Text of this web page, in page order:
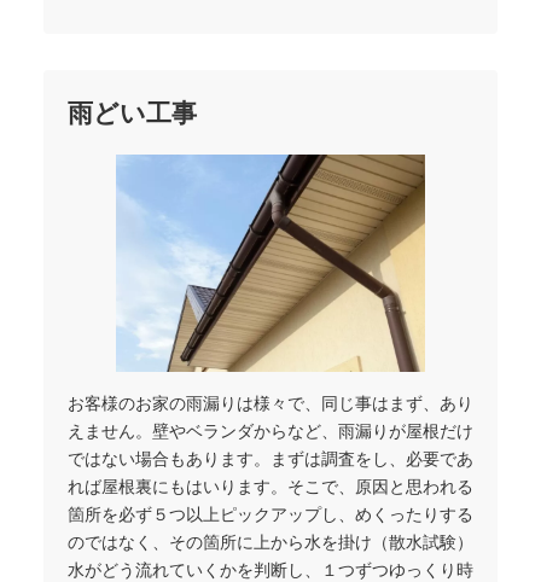
雨どい工事
お客様のお家の雨漏りは様々で、同じ事はまず、あり
えません。壁やベランダからなど、雨漏りが屋根だけ
ではない場合もあります。まずは調査をし、必要であ
れば屋根裏にもはいります。そこで、原因と思われる
箇所を必ず５つ以上ピックアップし、めくったりする
のではなく、その箇所に上から水を掛け（散水試験）
水がどう流れていくかを判断し、１つずつゆっくり時